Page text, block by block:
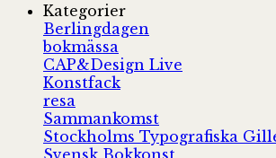
Kategorier
Berlingdagen
bokmässa
CAP&Design Live
Konstfack
resa
Sammankomst
Stockholms Typografiska
Svensk Bokkonst